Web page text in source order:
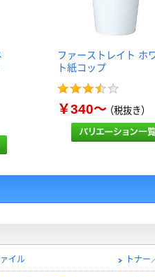
ファーストレイト ホ
ト紙コップ
￥340～（税抜き）
イル トナ